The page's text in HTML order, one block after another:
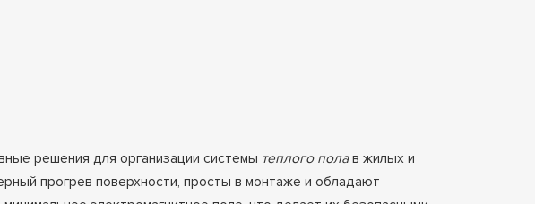
решения для организации системы теплого полав жилых и
прогрев поверхности, просты в монтаже и обладают